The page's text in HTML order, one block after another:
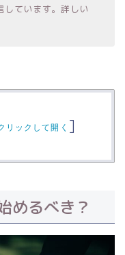
しています。詳しい
リックして開く ]
めるべき？